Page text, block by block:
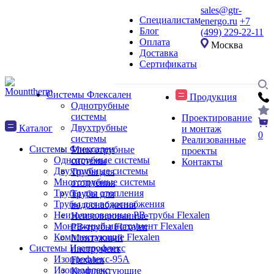
Специалистам
Блог
Оплата
Доставка
Сертификаты
sales@gtr-
energo.ru +7
(499) 229-22-11
Москва
Продукция
Проектирование
и монтаж
Реализованные
проекты
Контакты
0
Системы Флексален
Однотрубные
системы
Двухтрубные
системы
Многотрубные
системы
Трубы для
отопления
Трубы для
водоснабжения
Неизолированные
PB-трубы Flexalen
Монтажный
инструмент
Flexalen
Комплектующие
Каталог
Системы Флексален
Однотрубные системы
Двухтрубные системы
Многотрубные системы
Трубы для отопления
Трубы для водоснабжения
Неизолированные PB-трубы Flexalen
Монтажный инструмент Flexalen
Комплектующие Flexalen
Системы Изопрофлекс
Изопрофлекс-95А
Изопрофлекс